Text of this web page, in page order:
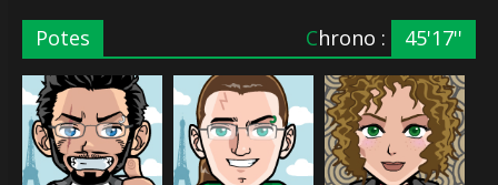
Potes Chrono : 45'17''